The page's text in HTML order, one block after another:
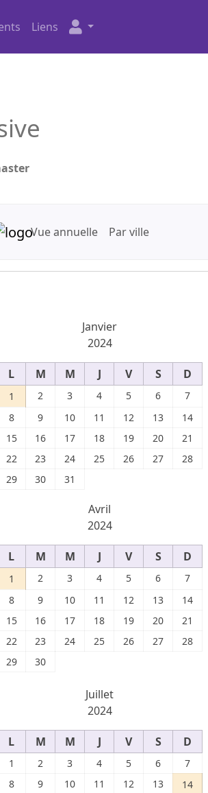
Liens
Vue annuelle Par ville
Janvier
2024
L M M J V S D
1 2 3 4 5 6
7
8
9 10 11 12 13
14
15
16 17 18 19 20
21
22
23 24 25 26 27
28
29
30 31
Avril
2024
L M M J V S D
1 2 3 4 5 6
7
8
9 10 11 12 13
14
15
16 17 18 19 20
21
22
23 24 25 26 27
28
29
30
Juillet
2024
L M M J V S D
1 2 3 4 5 6
7
8
9 10 11 12 13
14